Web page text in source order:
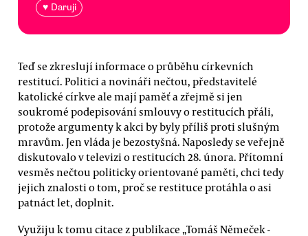
♥ Daruji
Teď se zkreslují informace o průběhu církevních
restitucí. Politici a novináři nečtou, představitelé
katolické církve ale mají paměť a zřejmě si jen
soukromé podepisování smlouvy o restitucích přáli,
protože argumenty k akci by byly příliš proti slušným
mravům. Jen vláda je bezostyšná. Naposledy se veřejně
diskutovalo v televizi o restitucích 28. února. Přítomní
vesměs nečtou politicky orientované paměti, chci tedy
jejich znalosti o tom, proč se restituce protáhla o asi
patnáct let, doplnit.
Využiju k tomu citace z publikace „Tomáš Němeček -